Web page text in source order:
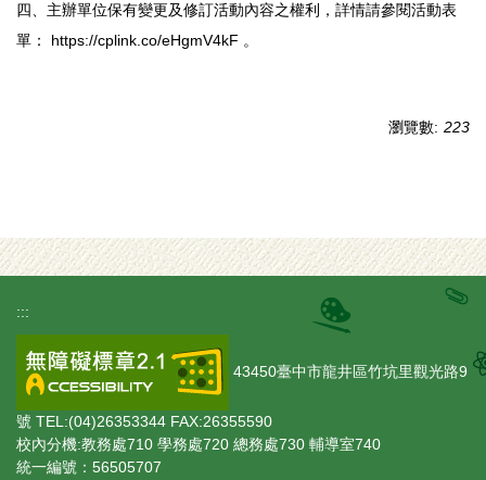
四、主辦單位保有變更及修訂活動內容之權利，詳情請參閱活動表
單： https://cplink.co/eHgmV4kF 。
瀏覽數: 223
:::
43450臺中市龍井區竹坑里觀光路9
號 TEL:(04)26353344 FAX:26355590
校內分機:教務處710 學務處720 總務處730 輔導室740
統一編號：56505707